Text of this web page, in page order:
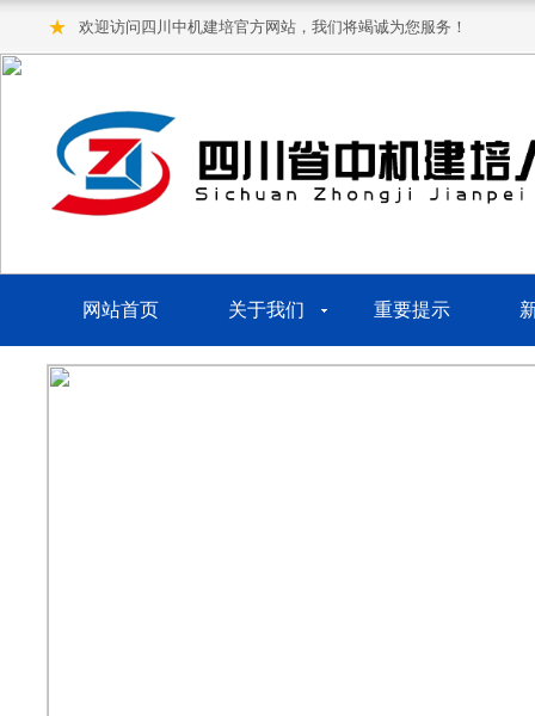
★ 欢迎访问四川中机建培官方网站，我们将竭诚为您服务！
网站首页 关于我们 重要提示